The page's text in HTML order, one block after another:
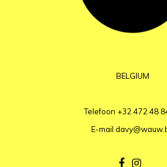
BELGIUM
Telefoon +32 472 48
E-mail